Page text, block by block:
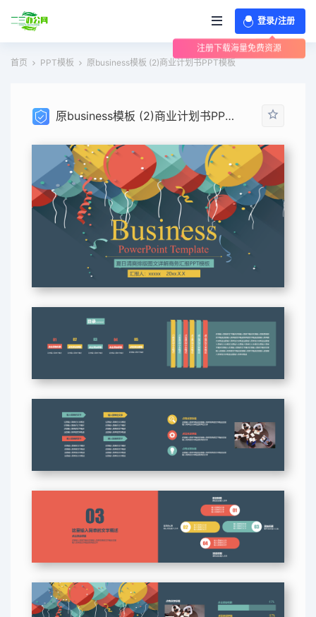
登录/注册
注册下载海量免费资源
首页 PPT模板 原business模板 (2)商业计划书PPT模板
原business模板 (2)商业计划书PPT模板